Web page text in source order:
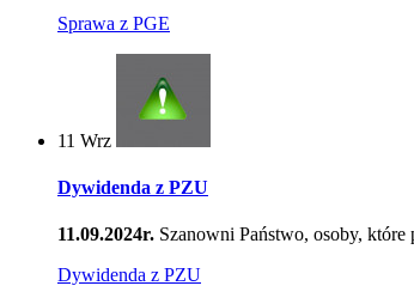
Sprawa z PGE
11 Wrz
Dywidenda z PZU
11.09.2024r. Szanowni Państwo, osoby, które
Dywidenda z PZU